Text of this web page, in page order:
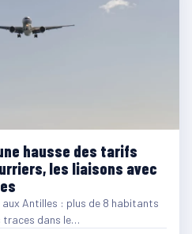
hausse des tarifs
les liaisons avec
Antilles : plus de 8 habitants
traces dans le…